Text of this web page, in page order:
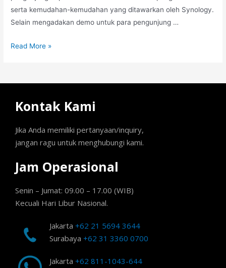
serta kemudahan-kemudahan yang ditawarkan oleh Synology.
Selain mengadakan demo untuk para pengunjung …
Read More »
Kontak Kami
Jika Anda memiliki pertanyaan/inquiry,
jangan ragu untuk menghubungi kami.
Jam Operasional
Senin – Jumat: 09.00 – 17.00 (WIB)
Kecuali Hari Libur Nasional.
Jakarta +62 21 5694 3644
Surabaya +62 31 3360 0700
Jakarta +62 811-1043-644